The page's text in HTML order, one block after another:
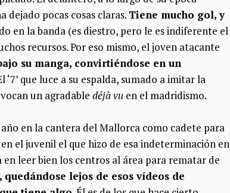
pocas cosas claras. Tiene mucho gol, y
en la banda (es diestro, pero le es indiferente el
recursos. Por eso mismo, el joven atacante
su manga, convirtiéndose en un
‘7’ que luce a su espalda, sumado a imitar la
un agradable déjà vu en el madridismo.
en la cantera del Mallorca como cadete para
el juvenil el que hizo de esa indeterminación en
leer bien los centros al área para rematar de
lejos de esos vídeos de